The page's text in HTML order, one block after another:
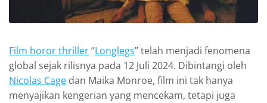
Film horor thriller“Longlegs” telah menjadi fenomena
global sejak rilisnya pada 12 Juli 2024. Dibintangi oleh
Nicolas Cage dan Maika Monroe, film ini tak hanya
menyajikan kengerian yang mencekam, tetapi juga